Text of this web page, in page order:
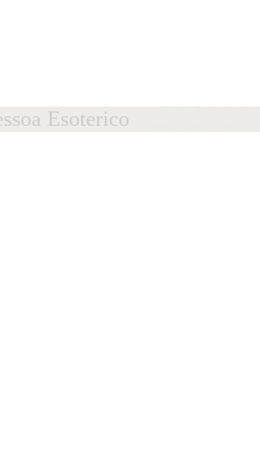
Esoterico
Cátedra
Lobo Antunes